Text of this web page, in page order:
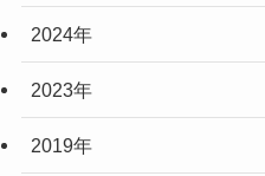
2024年
2023年
2019年